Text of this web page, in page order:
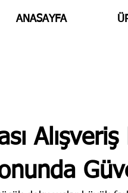
ANASAYFA